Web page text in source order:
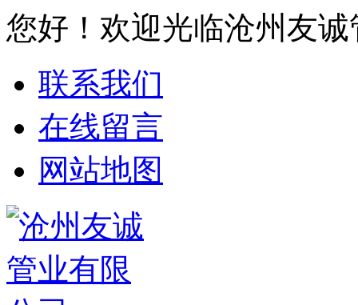
您好！欢迎光临沧州友
联系我们
在线留言
网站地图